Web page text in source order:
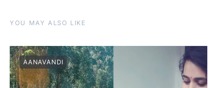
YOU MAY ALSO LIKE
AANAVANDI